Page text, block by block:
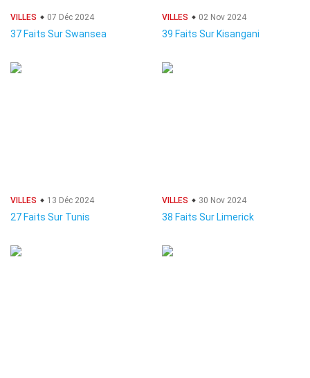
VILLES 07 Déc 2024
37 Faits Sur Swansea
VILLES 02 Nov 2024
39 Faits Sur Kisangani
VILLES 13 Déc 2024
27 Faits Sur Tunis
VILLES 30 Nov 2024
38 Faits Sur Limerick